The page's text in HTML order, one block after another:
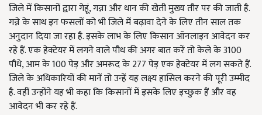
जिले में किसानों द्वारा गेहूं, गन्ना और धान की खेती मुख्य तौर पर की जाती है.
गन्ने के साथ इन फसलों को भी जिले में बढ़ावा देने के लिए तीन साल तक
अनुदान दिया जा रहा है. इसके लाभ के लिए किसान ऑनलाइन आवेदन कर
रहे हैं. एक हेक्टेयर में लगने वाले पौध की अगर बात करें तो केले के 3100
पौधे, आम के 100 पेड़ और अमरूद के 277 पेड़ एक हेक्टेयर में लग सकते हैं.
जिले के अधिकारियों की मानें तो उन्हें यह लक्ष्य हासिल करने की पूरी उम्मीद
है. वहीं उन्होंने यह भी कहा कि किसानों में इसके लिए इच्छुक हैं और वह
आवेदन भी कर रहे हैं.